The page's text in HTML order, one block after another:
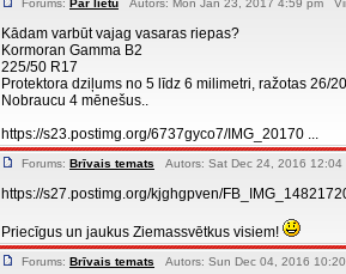
Forums: Par lietu Autors: Mon Jan 23, 2017 4:59 pm
Kādam varbūt vajag vasaras riepas?
Kormoran Gamma B2
225/50 R17
Protektora dziļums no 5 līdz 6 milimetri, ražotas 26/
Nobraucu 4 mēnešus..
https://s23.postimg.org/6737gyco7/IMG_20170 ...
Forums: Brīvais temats Autors: Sat Dec 24, 2016
https://s27.postimg.org/kjghgpven/
Priecīgus un jaukus Ziemassvētkus visiem!
Forums: Brīvais temats Autors: Sun Dec 04, 2016